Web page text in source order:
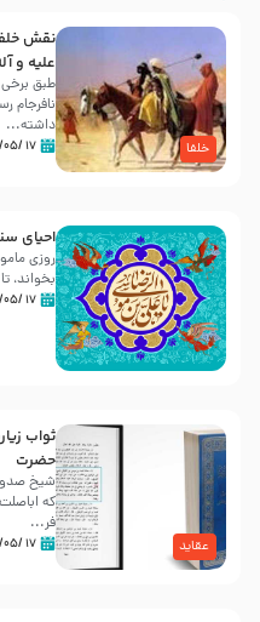
خلفا
نقش
علیه و
طبق برخی
نافرجام
داشته‌...
۱۷ /۰۵/ ۱۴۰۵
احیای
روزی
بخواند،
۱۷ /۰۵/ ۱۴۰۵
عقاید
ثواب
حضرت
شیخ
که
فر...
۱۷ /۰۵/ ۱۴۰۵